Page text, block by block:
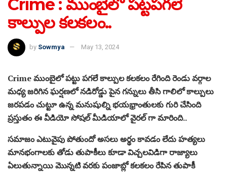
Crime : ముంబైలో పట్టపగలే
కాల్పుల కలకలం..
by Sowmya May 13, 2024
Crime ముంబైలో పట్టు పగలే కాల్పుల కలకలం రేగింది రెండు వర్గాల
మధ్య జరిగిన ఘర్షణలో నడిరోడ్డు పైన గన్నులు తీసి గాలిలో కాల్పులు
జరపడం చుట్టూ ఉన్న మనుషుల్ని భయభ్రాంతులకు గురి చేసింది
ప్రస్తుతం ఈ వీడియో సోషల్ మీడియాలో వైరల్ గా మారింది..
సమాజం ఎటువైపు పోతుందో అసలు అర్థం కావడం లేదు హత్యలు
మానభంగాలకు తోడు తుపాకీలు కూడా విచ్చలవిడిగా రాజ్యాలు
ఏలుతున్నాయి మొన్నటి వరకు పంజాబ్లో కలకలం రేపిన తుపాకీ